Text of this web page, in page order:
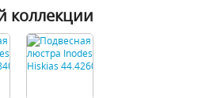
коллекции